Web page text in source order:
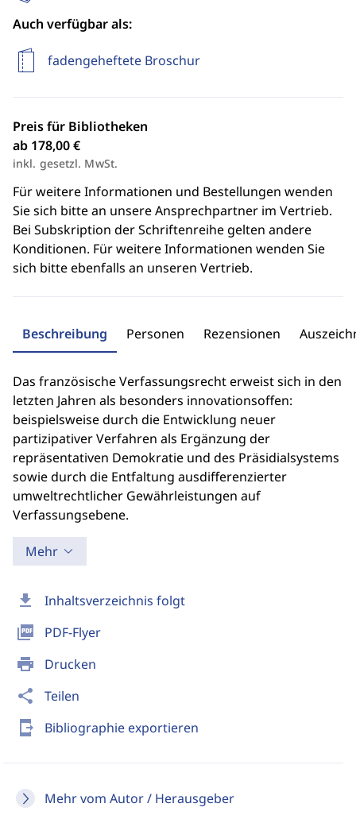
download Inhaltsverzeichnis folgt
picture_as_pdf PDF-Flyer
print Drucken
share Teilen
send_to_mobile Bibliographie exportieren
Mehr vom Autor / Herausgeber
Auch verfügbar als:
fadengeheftete Broschur
Preis für Bibliotheken
ab 178,00 €
inkl. gesetzl. MwSt.
Für weitere Informationen und Bestellungen wenden
Sie sich bitte an unsere Ansprechpartner im Vertrieb.
Bei Subskription der Schriftenreihe gelten andere
Konditionen. Für weitere Informationen wenden Sie
sich bitte ebenfalls an unseren Vertrieb.
Beschreibung Personen Rezensionen
Das französische Verfassungsrecht erweist sich in den
letzten Jahren als besonders innovationsoffen:
beispielsweise durch die Entwicklung neuer
partizipativer Verfahren als Ergänzung der
repräsentativen Demokratie und des Präsidialsystems
sowie durch die Entfaltung ausdifferenzierter
umweltrechtlicher Gewährleistungen auf
Verfassungsebene.
Mehr